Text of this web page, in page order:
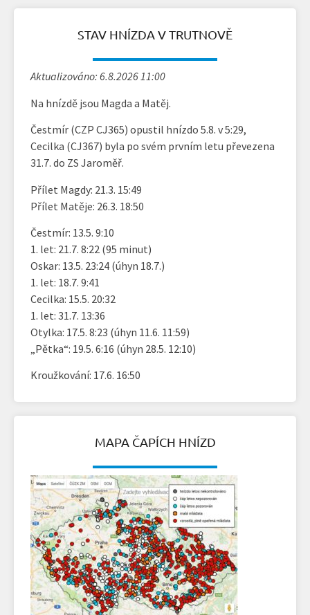
STAV HNÍZDA V TRUTNOVĚ
Aktualizováno: 6.8.2026 11:00
Na hnízdě jsou Magda a Matěj.
Čestmír (CZP CJ365) opustil hnízdo 5.8. v 5:29,
Cecilka (CJ367) byla po svém prvním letu převezena
31.7. do ZS Jaroměř.
Přílet Magdy: 21.3. 15:49
Přílet Matěje: 26.3. 18:50
Čestmír: 13.5. 9:10
1. let: 21.7. 8:22 (95 minut)
Oskar: 13.5. 23:24 (úhyn 18.7.)
1. let: 18.7. 9:41
Cecilka: 15.5. 20:32
1. let: 31.7. 13:36
Otylka: 17.5. 8:23 (úhyn 11.6. 11:59)
„Pětka“: 19.5. 6:16 (úhyn 28.5. 12:10)
Kroužkování: 17.6. 16:50
MAPA ČAPÍCH HNÍZD